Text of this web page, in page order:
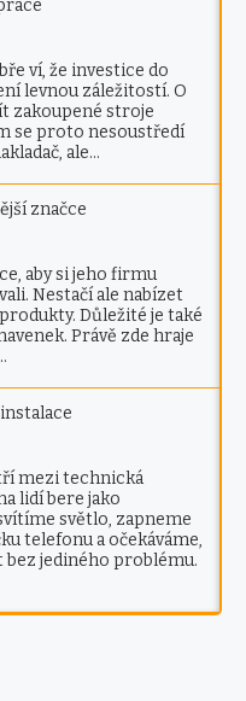
ví, že investice do
levnou záležitostí. O
zakoupené stroje
se proto nesoustředí
ale…
značce
aby si jeho firmu
Nestačí ale nabízet
Důležité je také
Právě zde hraje
mezi technická
lidí bere jako
světlo, zapneme
telefonu a očekáváme,
bez jediného problému.